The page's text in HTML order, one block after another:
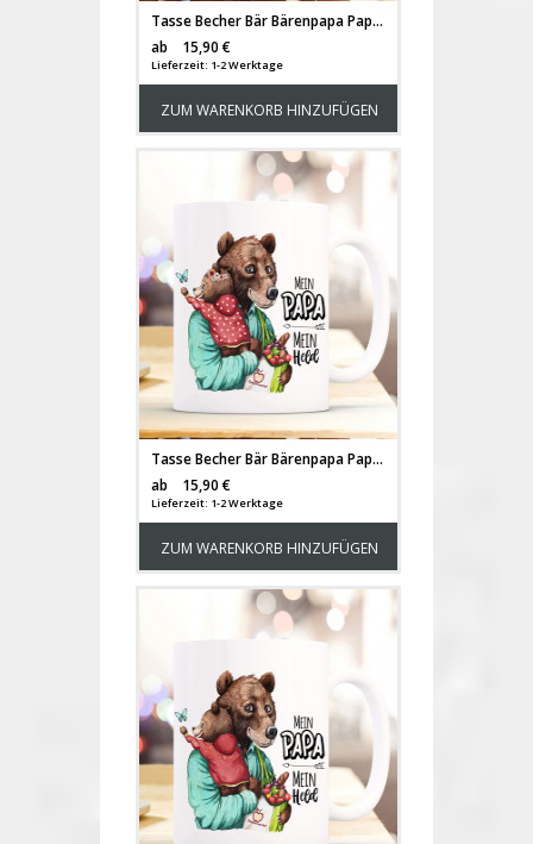
Tasse Becher Bär Bärenpapa Papa mit Bärenmädchen & Spruch Cooster Papa Ever Kaffeebecher Geschenk Vatertag ts1148
ab
15,90 €
Lieferzeit: 1-2 Werktage
ZUM WARENKORB HINZUFÜGEN
Tasse Becher Bär Bärenpapa Papa mit Bärenmädchen & Spruch Mein Papa Mein Held Kaffeebecher Geschenk Vatertag ts1149
ab
15,90 €
Lieferzeit: 1-2 Werktage
ZUM WARENKORB HINZUFÜGEN